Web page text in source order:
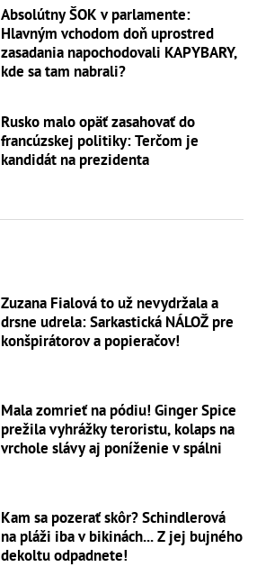
Absolútny ŠOK v parlamente:
Hlavným vchodom doň uprostred
zasadania napochodovali KAPYBARY,
kde sa tam nabrali?
Rusko malo opäť zasahovať do
francúzskej politiky: Terčom je
kandidát na prezidenta
Zuzana Fialová to už nevydržala a
drsne udrela: Sarkastická NÁLOŽ pre
konšpirátorov a popieračov!
Mala zomrieť na pódiu! Ginger Spice
prežila vyhrážky teroristu, kolaps na
vrchole slávy aj poníženie v spálni
Kam sa pozerať skôr? Schindlerová
na pláži iba v bikinách... Z jej bujného
dekoltu odpadnete!